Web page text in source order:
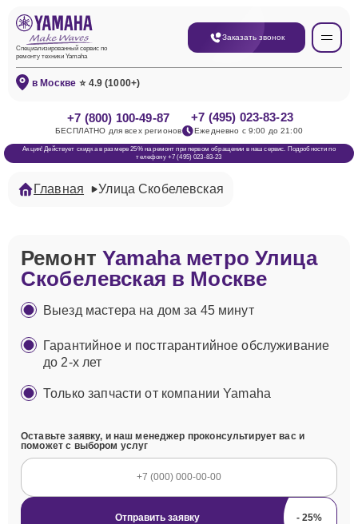
Специализированный сервис по
ремонту техники Yamaha
Заказать звонок
в Москве ⭐ 4.9 (1000+)
+7 (800) 100-49-87
БЕСПЛАТНО для всех регионов
+7 (495) 023-83-23
Ежедневно с 9:00 до 21:00
Акция! Действует скидка в размере 25% на ремонт при первом обращении в наш сервис. Подробности по
телефону +7 (495) 023-83-23
Главная Улица Скобелевская
РемонтYamaha метро Улица
Скобелевская в Москве
Выезд мастера на дом за 45 минут
Гарантийное и постгарантийное обслуживание
до 2-х лет
Только запчасти от компании Yamaha
Оставьте заявку, и наш менеджер проконсультирует вас и
поможет с выбором услуг
Отправить заявку